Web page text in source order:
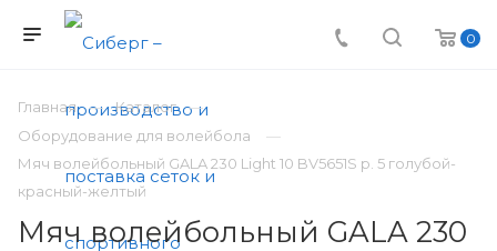
0
Главная
Каталог
Оборудование для волейбола
Мяч волейбольный GALA 230 Light 10 BV5651S р. 5 голубой-
красный-желтый
Мяч волейбольный GALA 230